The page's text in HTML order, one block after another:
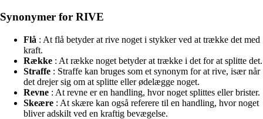
Synonymer for RIVE
Flå : At flå betyder at rive noget i stykker ved at trække det med
kraft.
Række : At række noget betyder at trække i det for at splitte det.
Straffe : Straffe kan bruges som et synonym for at rive, især når
det drejer sig om at splitte eller ødelægge noget.
Revne : At revne er en handling, hvor noget splittes eller brister.
Skeære : At skære kan også referere til en handling, hvor noget
bliver adskilt ved en kraftig bevægelse.